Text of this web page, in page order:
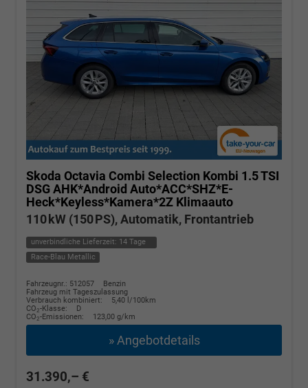
Skoda Octavia Combi Selection Kombi 1.5 TSI
DSG AHK*Android Auto*ACC*SHZ*E-
Heck*Keyless*Kamera*2Z Klimaauto
110 kW (150 PS), Automatik, Frontantrieb
unverbindliche Lieferzeit: 14 Tage
Race-Blau Metallic
Fahrzeugnr.: 512057
Benzin
Fahrzeug mit Tageszulassung
Verbrauch kombiniert:
5,40 l/100km
CO2-Klasse:
D
CO2-Emissionen: 123,00 g/km
» Angebotdetails
31.390,– €